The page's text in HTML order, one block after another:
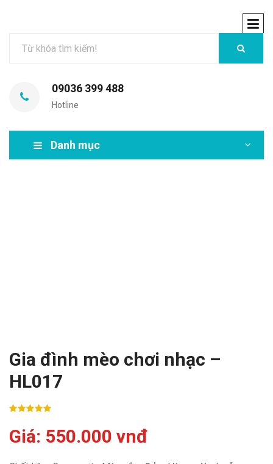
09036 399 488
Hotline
Danh mục
Gia đình mèo chơi nhạc –
HL017
Giá: 550.000 vnđ